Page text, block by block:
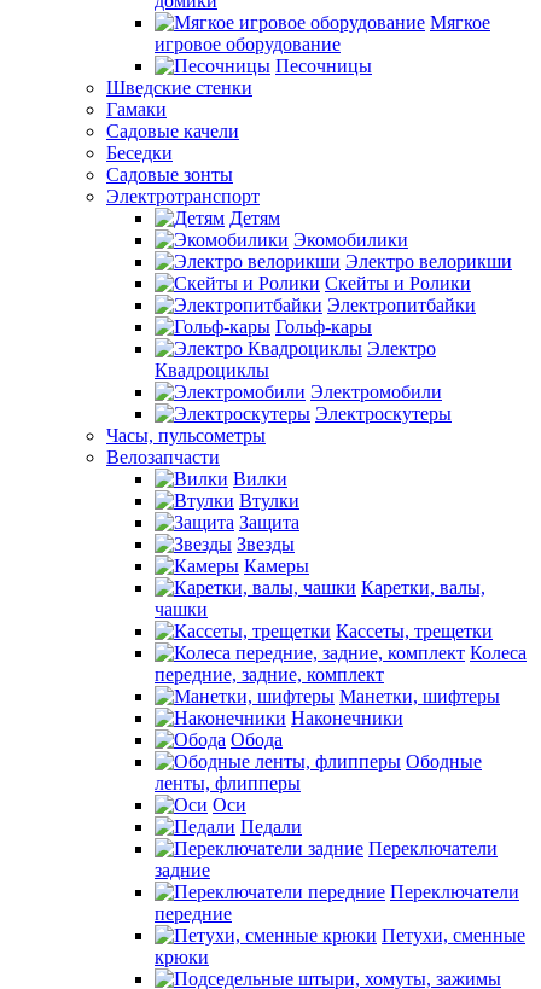
Мягкое
игровое оборудование
Песочницы
Шведские стенки
Гамаки
Садовые качели
Беседки
Садовые зонты
Электротранспорт
Детям
Экомобилики
Электро велорикши
Скейты и Ролики
Электропитбайки
Гольф-кары
Электро
Квадроциклы
Электромобили
Электроскутеры
Часы, пульсометры
Велозапчасти
Вилки
Втулки
Защита
Звезды
Камеры
Каретки, валы,
чашки
Кассеты, трещетки
Колеса
передние, задние, комплект
Манетки, шифтеры
Наконечники
Обода
Ободные
ленты, флипперы
Оси
Педали
Переключатели
задние
Переключатели
передние
Петухи, сменные
крюки